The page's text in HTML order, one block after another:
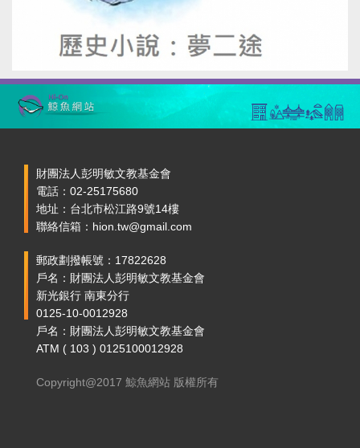
財團法人彭明敏文教基金會
電話：02-25175680
地址：台北市松江路9號14樓
聯絡信箱：hion.tw@gmail.com
郵政劃撥帳號：17822628
戶名：財團法人彭明敏文教基金會
新光銀行 南東分行
0125-10-0012928
戶名：財團法人彭明敏文教基金會
ATM ( 103 ) 0125100012928
Copyright@2017 鯨魚網站 版權所有